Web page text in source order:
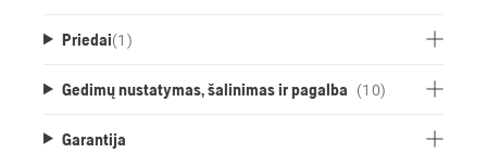
Priedai(1 )
Gedimų nustatymas, šalinimas ir pagalba (10)
Garantija